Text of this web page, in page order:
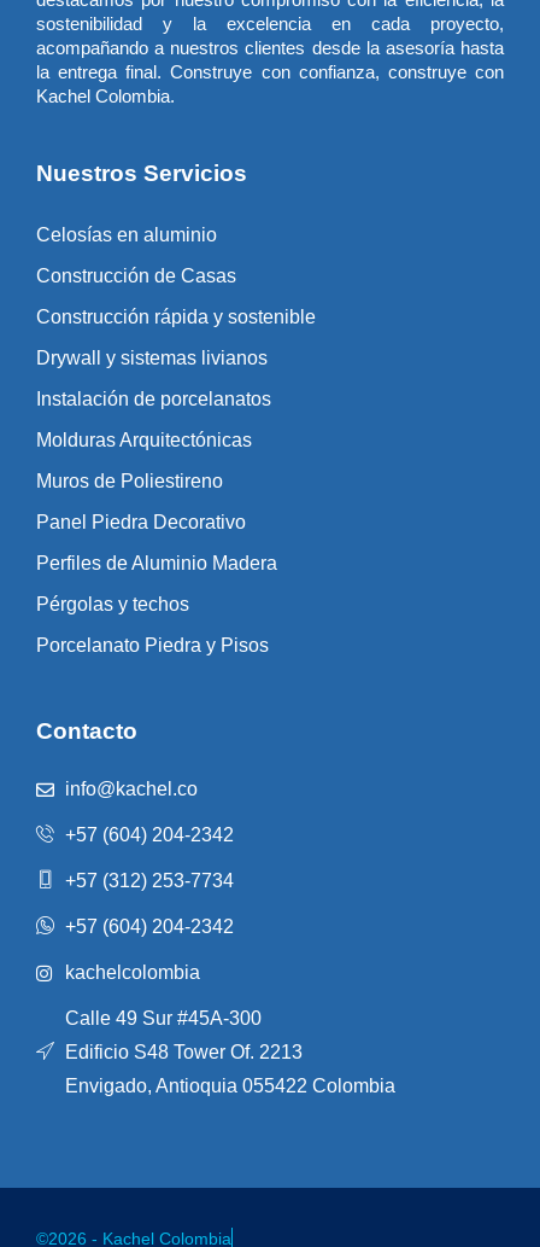
sostenibilidad y la excelencia en cada proyecto,
acompañando a nuestros clientes desde la asesoría hasta
la entrega final. Construye con confianza, construye con
Kachel Colombia.
Nuestros Servicios
Celosías en aluminio
Construcción de Casas
Construcción rápida y sostenible
Drywall y sistemas livianos
Instalación de porcelanatos
Molduras Arquitectónicas
Muros de Poliestireno
Panel Piedra Decorativo
Perfiles de Aluminio Madera
Pérgolas y techos
Porcelanato Piedra y Pisos
Contacto
info@kachel.co
+57 (604) 204-2342
+57 (312) 253-7734
+57 (604) 204-2342
kachelcolombia
Calle 49 Sur #45A-300
Edificio S48 Tower Of. 2213
Envigado, Antioquia 055422 Colombia
©2026 - Kachel Colombia